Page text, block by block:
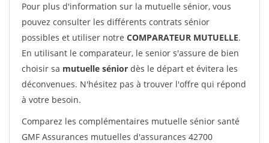
Pour plus d'information sur la mutuelle sénior, vous
pouvez consulter les différents contrats sénior
possibles et utiliser notre COMPARATEUR MUTUELLE.
En utilisant le comparateur, le senior s'assure de bien
choisir sa mutuelle sénior dès le départ et évitera les
déconvenues. N'hésitez pas à trouver l'offre qui répond
à votre besoin.
Comparez les complémentaires mutuelle sénior santé
GMF Assurances mutuelles d'assurances 42700